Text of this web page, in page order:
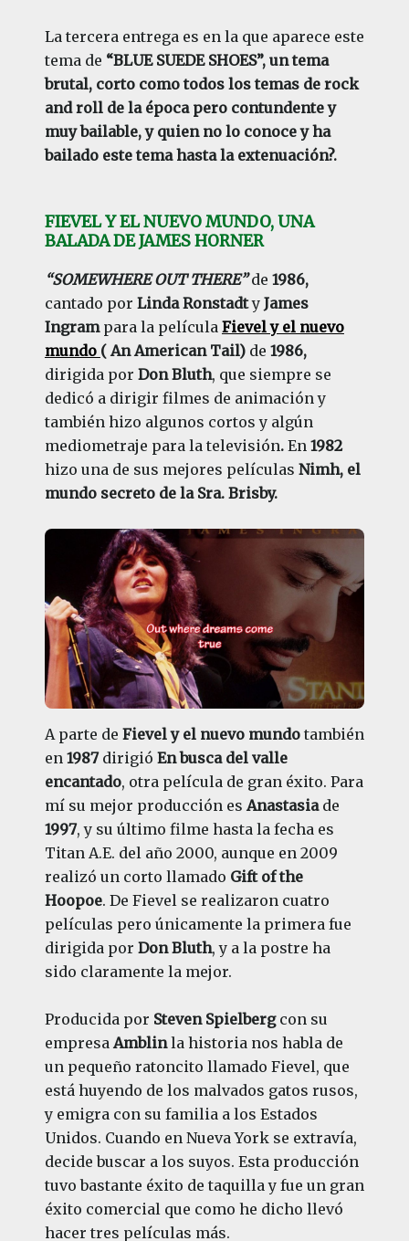
La tercera entrega es en la que aparece este
tema de “BLUE SUEDE SHOES”, un tema
brutal, corto como todos los temas de rock
and roll de la época pero contundente y
muy bailable, y quien no lo conoce y ha
bailado este tema hasta la extenuación?.
FIEVEL Y EL NUEVO MUNDO, UNA
BALADA DE JAMES HORNER
“SOMEWHERE OUT THERE” de 1986,
cantado por Linda Ronstadty James
Ingrampara la película Fievel y el nuevo
mundo ( An American Tail) de 1986,
dirigida por Don Bluth, que siempre se
dedicó a dirigir filmes de animación y
también hizo algunos cortos y algún
mediometraje para la televisión.En1982
hizo una de sus mejores películas Nimh, el
mundo secreto de la Sra. Brisby.
A parte de Fievel y el nuevo mundotambién
en 1987dirigió En busca del valle
encantado, otra película de gran éxito. Para
mí su mejor producción esAnastasia de
1997, y su último filme hasta la fecha es
Titan A.E. del año 2000, aunque en 2009
realizó un corto llamado Gift of the
Hoopoe. De Fievel se realizaron cuatro
películas pero únicamente la primera fue
dirigida por Don Bluth, y a la postre ha
sido claramente la mejor.
Producida por Steven Spielbergcon su
empresaAmblinla historia nos habla de
un pequeño ratoncito llamado Fievel, que
está huyendo de los malvados gatos rusos,
y emigra con su familia a los Estados
Unidos. Cuando en Nueva York se extravía,
decide buscar a los suyos. Esta producción
tuvo bastante éxito de taquilla y fue un gran
éxito comercial que como he dicho llevó
hacer tres películas más.